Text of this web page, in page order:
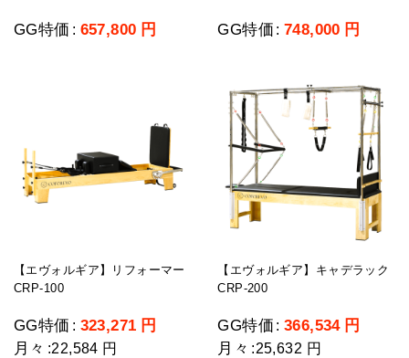
GG特価 : 657,800 円 GG特価 : 748,000 円
【エヴォルギア】リフォーマー
CRP-100
GG特価 : 323,271 円
月々 :22,584 円
【エヴォルギア】キャデラック
CRP-200
GG特価 : 366,534 円
月々 :25,632 円